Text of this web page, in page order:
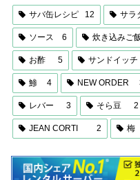
サバ缶レシピ 12 サラ
ソース 6 炊き込みご
お酢 5 サンドイッチ
鯵 4 NEW ORDER
レバー 3 そら豆 2
JEAN CORTI 2 梅